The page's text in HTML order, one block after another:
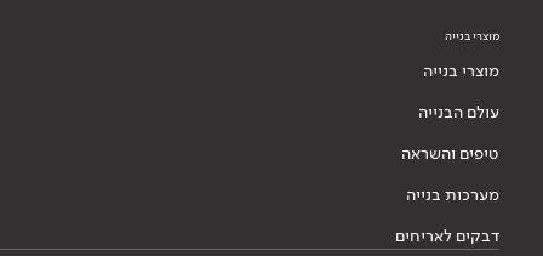
מוצרי בנייה
מוצרי בנייה
עולם הבנייה
טיפים והשראה
מערכות בנייה
דבקים לאריחים